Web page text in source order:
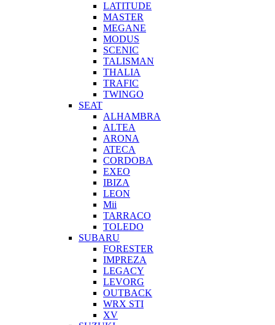
LATITUDE
MASTER
MEGANE
MODUS
SCENIC
TALISMAN
THALIA
TRAFIC
TWINGO
SEAT
ALHAMBRA
ALTEA
ARONA
ATECA
CORDOBA
EXEO
IBIZA
LEON
Mii
TARRACO
TOLEDO
SUBARU
FORESTER
IMPREZA
LEGACY
LEVORG
OUTBACK
WRX STI
XV